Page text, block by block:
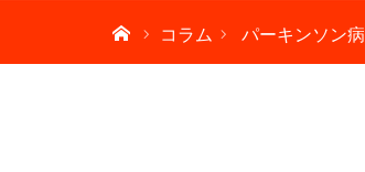
コラム パーキンソン病